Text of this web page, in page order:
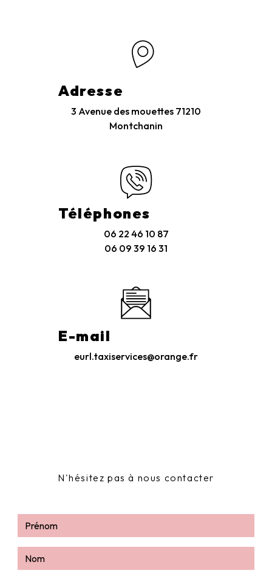
Adresse
3 Avenue des mouettes 71210
Montchanin
Téléphones
06 22 46 10 87
06 09 39 16 31
E-mail
eurl.taxiservices@orange.fr
N'hésitez pas à nous contacter